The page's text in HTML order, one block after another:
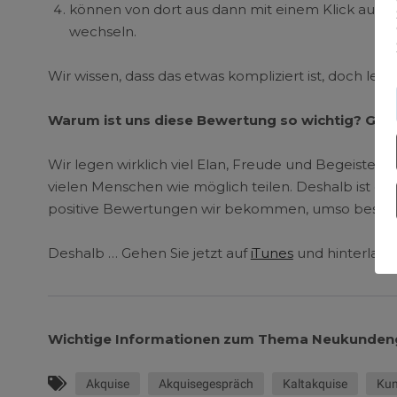
können von dort aus dann mit einem Klick auf
wechseln.
Wir wissen, dass das etwas kompliziert ist, doch
Warum ist uns diese Bewertung so wichtig?
Wir legen wirklich viel Elan, Freude und
vielen Menschen wie möglich teilen. Deshalb ist
positive Bewertungen wir bekommen, umso
Deshalb … Gehen Sie jetzt auf iTunesund
Wichtige Informationen zum Thema
Akquise Akquisegespräch Kaltakquise